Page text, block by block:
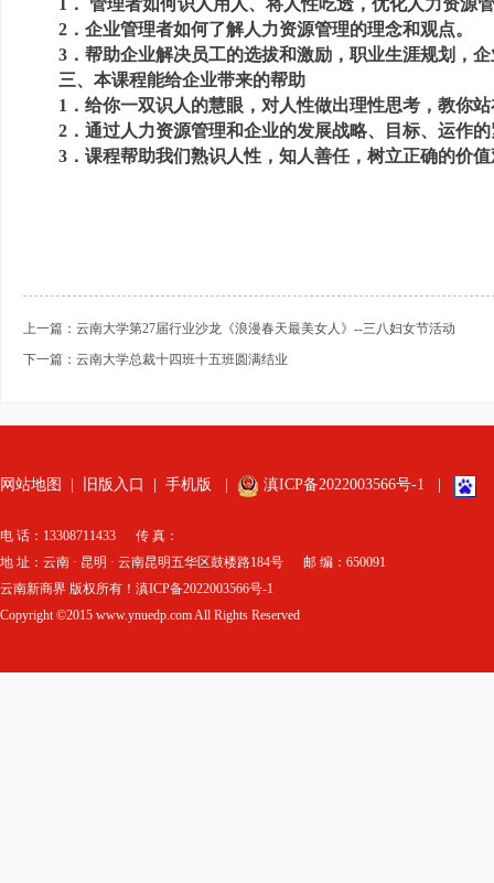
1． 管理者如何识人用人、将人性吃透，优化人力资源
2．企业管理者如何了解人力资源管理的理念和观点。
3．帮助企业解决员工的选拔和激励，职业生涯规划，
三、本课程能给企业带来的帮助
1．给你一双识人的慧眼，对人性做出理性思考，教你
2．通过人力资源管理和企业的发展战略、目标、运作
3．课程帮助我们熟识人性，知人善任，树立正确的价
上一篇：云南大学第27届行业沙龙《浪漫春天最美女人》--三八妇女节活动
下一篇：云南大学总裁十四班十五班圆满结业
网站地图 旧版入口 手机版 滇ICP备2022003566号-1
电 话：13308711433 传 真：
地 址：云南 · 昆明 · 云南昆明五华区鼓楼路184号 邮 编：650091
云南新商界 版权所有！滇ICP备2022003566号-1
Copyright ©2015 www.ynuedp.com All Rights Reserved